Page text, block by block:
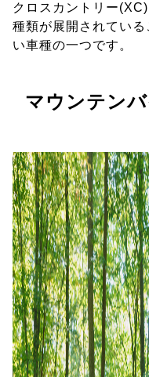
クロスカントリー
種類が展開されてい
い車種の一つです。
マウンテン